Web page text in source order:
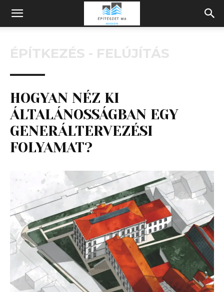
Építeszeti
Magazin
ÉPÍTKEZÉS - FELÚJÍTÁS
HOGYAN NÉZ KI
ÁLTALÁNOSSÁGBAN EGY
GENERÁLTERVEZÉSI
FOLYAMAT?